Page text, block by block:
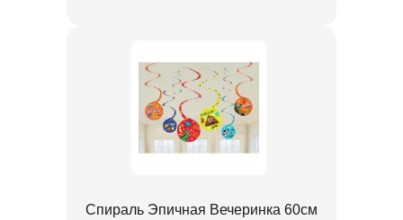
Спираль Эпичная Вечеринка 60см